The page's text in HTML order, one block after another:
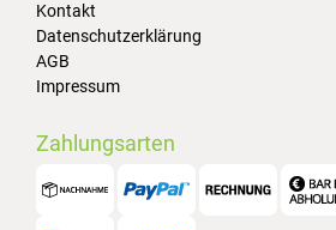
Kontakt
Datenschutzerklärung
AGB
Impressum
Zahlungsarten